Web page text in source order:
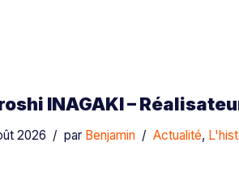
INAGAKI –
2026 par Benjamin Actualité,